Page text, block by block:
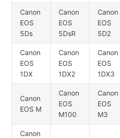
Canon
EOS
5Ds
Canon
EOS
5DsR
Canon
EOS
5D2
Canon
EOS
1DX
Canon
EOS
1DX2
Canon
EOS
1DX3
Canon
EOS M
Canon
EOS
M100
Canon
EOS
M3
Canon